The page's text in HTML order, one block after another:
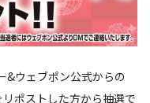
&ウェブポン公式からの
ポストした方から抽選で